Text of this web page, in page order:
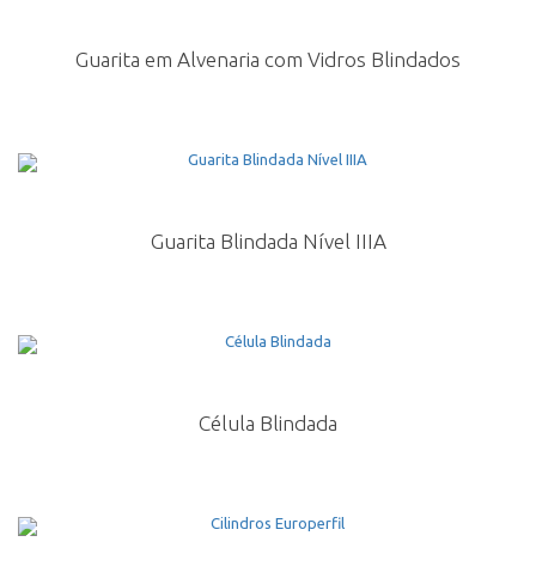
Guarita em Alvenaria com Vidros Blindados
Guarita Blindada Nível IIIA
Célula Blindada